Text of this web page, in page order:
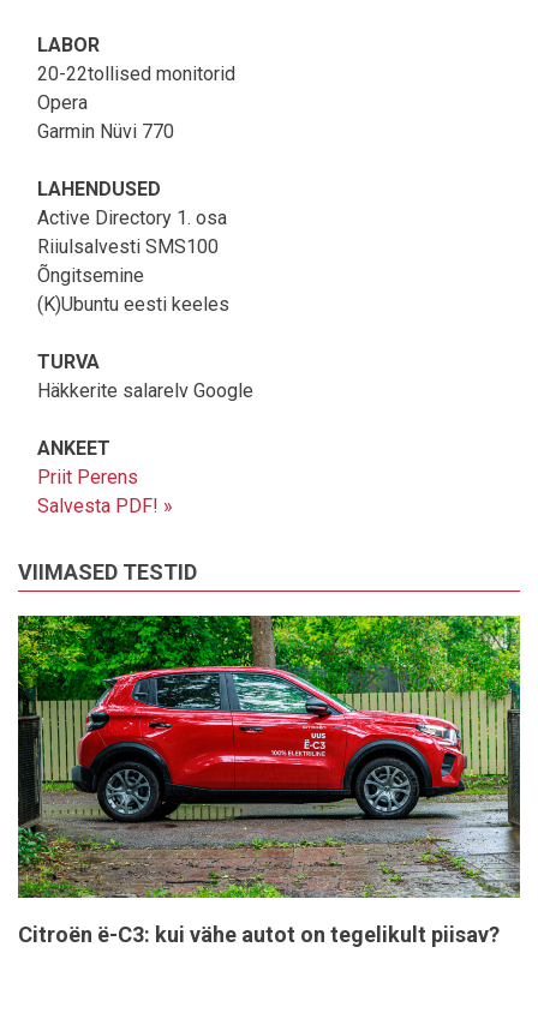
LABOR
20-22tollised monitorid
Opera
Garmin Nüvi 770
LAHENDUSED
Active Directory 1. osa
Riiulsalvesti SMS100
Õngitsemine
(K)Ubuntu eesti keeles
TURVA
Häkkerite salarelv Google
ANKEET
Priit Perens
Salvesta PDF! »
VIIMASED TESTID
Citroën ë-C3: kui vähe autot on tegelikult piisav?